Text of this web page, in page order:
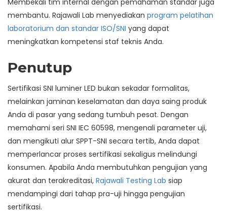
Membekali tim internal dengan pemahaman standar juga
membantu. Rajawali Lab menyediakan program pelatihan
laboratorium dan standar ISO/SNI yang dapat
meningkatkan kompetensi staf teknis Anda.
Penutup
Sertifikasi SNI luminer LED bukan sekadar formalitas,
melainkan jaminan keselamatan dan daya saing produk
Anda di pasar yang sedang tumbuh pesat. Dengan
memahami seri SNI IEC 60598, mengenali parameter uji,
dan mengikuti alur SPPT-SNI secara tertib, Anda dapat
memperlancar proses sertifikasi sekaligus melindungi
konsumen. Apabila Anda membutuhkan pengujian yang
akurat dan terakreditasi, Rajawali Testing Lab siap
mendampingi dari tahap pra-uji hingga pengujian
sertifikasi.